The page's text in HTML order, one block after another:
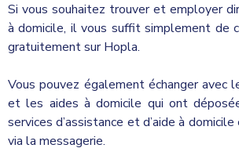
Si vous souhaitez trouver et employer
à domicile, il vous suffit simplement de
gratuitement sur Hopla.
Vous pouvez également échanger avec
et les aides à domicile qui ont
services d’assistance et d’aide à
via la messagerie.